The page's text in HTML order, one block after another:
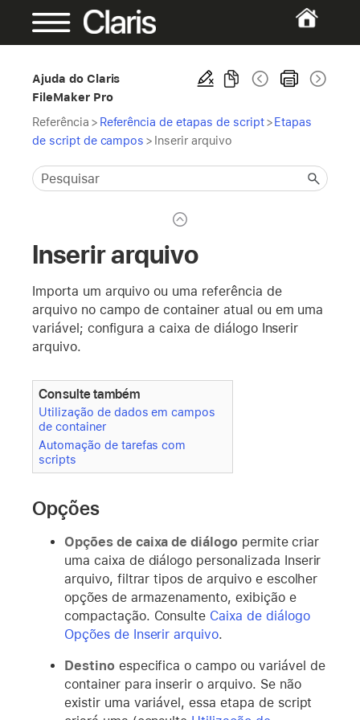
Ajuda do Claris
FileMaker Pro
Referência > Referência de etapas de script >Etapas
de script de campos > Inserir arquivo
Inserir arquivo
Importa um arquivo ou uma referência de
arquivo no campo de container atual ou em uma
variável; configura a caixa de diálogo Inserir
arquivo.
Consulte também
Utilização de dados em campos
de container
Automação de tarefas com
scripts
Opções
Opções de caixa de diálogo permite criar
uma caixa de diálogo personalizada Inserir
arquivo, filtrar tipos de arquivo e escolher
opções de armazenamento, exibição e
compactação. Consulte Caixa de diálogo
Opções de Inserir arquivo.
Destinoespecifica o campo ou variável de
container para inserir o arquivo. Se não
existir uma variável, essa etapa de script